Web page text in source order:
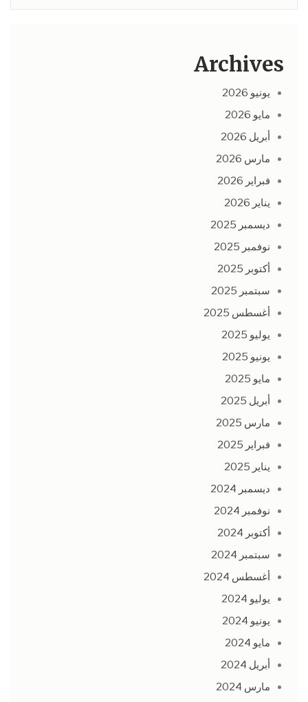
Archives
يونيو 2026
مايو 2026
أبريل 2026
مارس 2026
فبراير 2026
يناير 2026
ديسمبر 2025
نوفمبر 2025
أكتوبر 2025
سبتمبر 2025
أغسطس 2025
يوليو 2025
يونيو 2025
مايو 2025
أبريل 2025
مارس 2025
فبراير 2025
يناير 2025
ديسمبر 2024
نوفمبر 2024
أكتوبر 2024
سبتمبر 2024
أغسطس 2024
يوليو 2024
يونيو 2024
مايو 2024
أبريل 2024
مارس 2024